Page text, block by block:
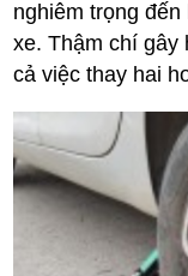
nghiêm trọng
xe. Thậm chí gây
cả việc thay hai